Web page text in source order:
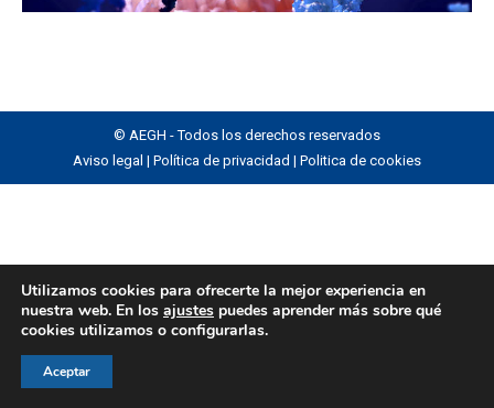
© AEGH - Todos los derechos reservados
Aviso legal | Política de privacidad | Politica de cookies
Utilizamos cookies para ofrecerte la mejor experiencia en
nuestra web. En los ajustes puedes aprender más sobre qué
cookies utilizamos o configurarlas.
Aceptar